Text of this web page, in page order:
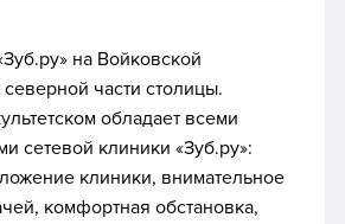
на Войковской
части столицы.
обладает всеми
сетевой клиники «Зуб.ру»:
клиники, внимательное
комфортная обстановка,